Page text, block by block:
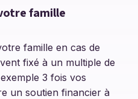
famille
famille en cas de
fixé à un multiple de
3 fois vos
un soutien financier à